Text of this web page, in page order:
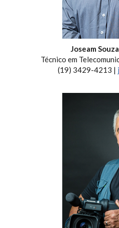
Joseam
Técnico em
(19) 3429-4213 |